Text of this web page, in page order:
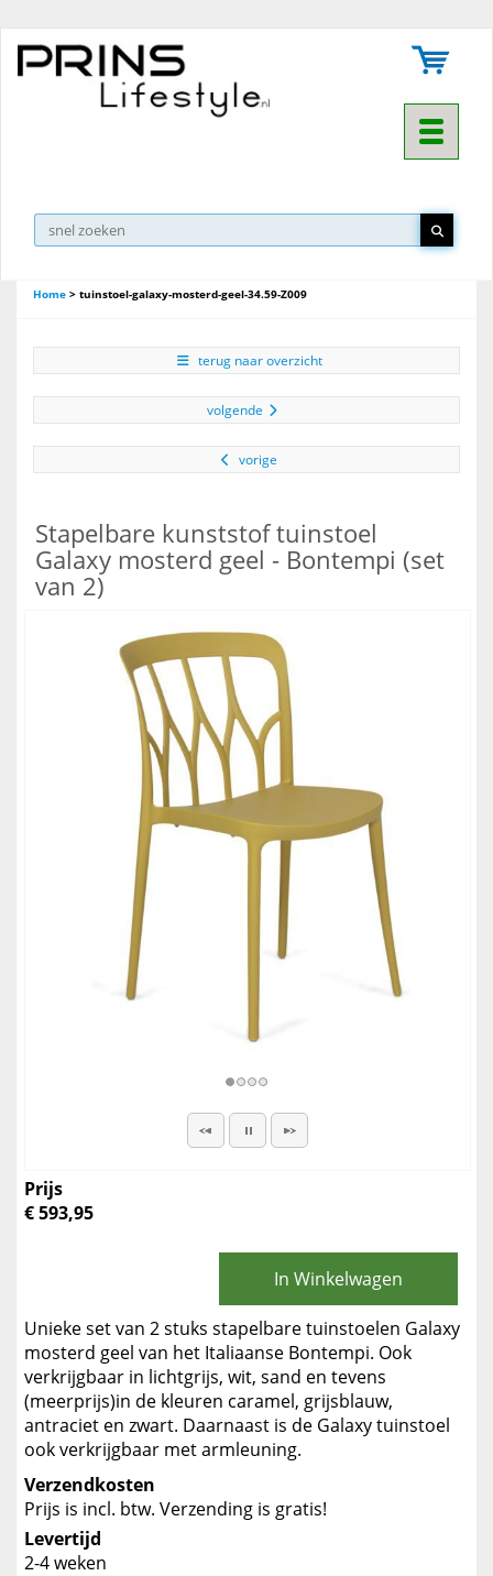
Toggle
Home > tuinstoel-galaxy-mosterd-geel-34.59-Z009
terug naar overzicht
volgende
vorige
Stapelbare kunststof tuinstoel
Galaxy mosterd geel - Bontempi (set
van 2)
Prijs
€ 593,95
In Winkelwagen
Unieke set van 2 stuks stapelbare tuinstoelen Galaxy
mosterd geel van het Italiaanse Bontempi. Ook
verkrijgbaar in lichtgrijs, wit, sand en tevens
(meerprijs)in de kleuren caramel, grijsblauw,
antraciet en zwart. Daarnaast is de Galaxy tuinstoel
ook verkrijgbaar met armleuning.
Verzendkosten
Prijs is incl. btw. Verzending is gratis!
Levertijd
2-4 weken